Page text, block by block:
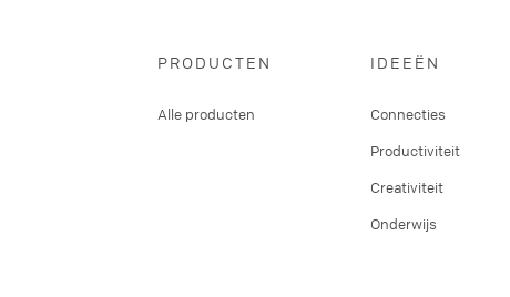
PRODUCTEN
Alle producten
IDEEËN
Connecties
Productiviteit
Creativiteit
Onderwijs